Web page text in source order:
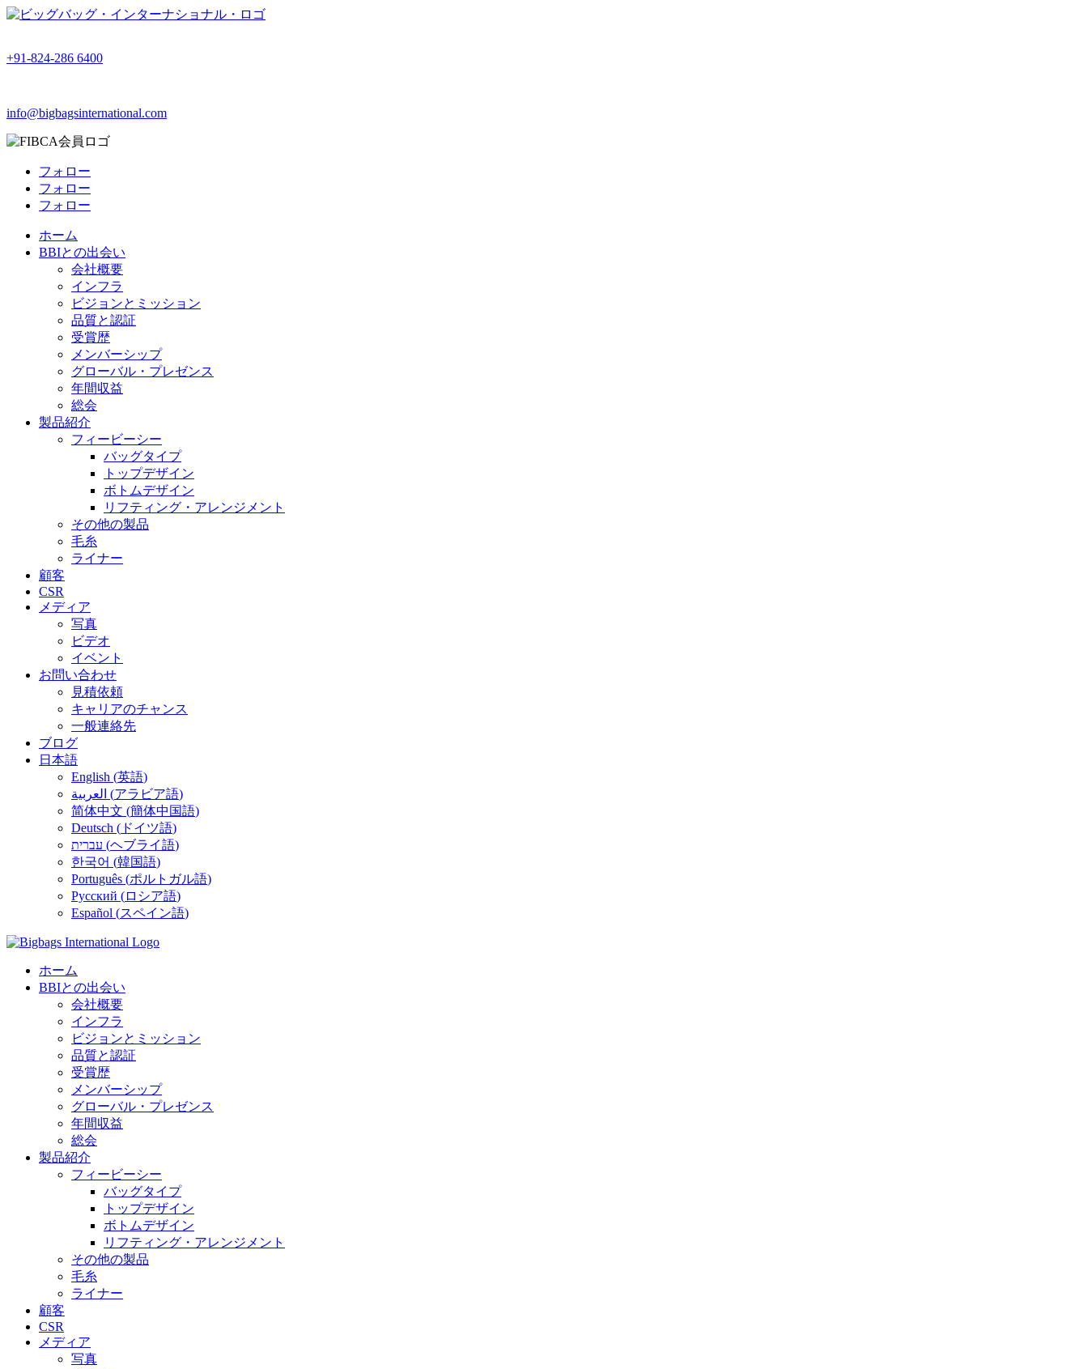
+91-824-286 6400
info@bigbagsinternational.com
フォロー
フォロー
フォロー
ホーム
BBIとの出会い
会社概要
インフラ
ビジョンとミッション
品質と認証
受賞歴
メンバーシップ
グローバル・プレゼンス
年間収益
総会
製品紹介
フィービーシー
バッグタイプ
トップデザイン
ボトムデザイン
リフティング・アレンジメント
その他の製品
毛糸
ライナー
顧客
CSR
メディア
写真
ビデオ
イベント
お問い合わせ
見積依頼
キャリアのチャンス
一般連絡先
ブログ
日本語
English (英語)
العربية (アラビア語)
简体中文 (簡体中国語)
Deutsch ( ドイツ語)
עברית (ヘブライ語)
한국어 (韓国語)
Português (ポルトガル語)
Русский (ロシア語)
Español (スペイン語)
ホーム
BBIとの出会い
会社概要
インフラ
ビジョンとミッション
品質と認証
受賞歴
メンバーシップ
グローバル・プレゼンス
年間収益
総会
製品紹介
フィービーシー
バッグタイプ
トップデザイン
ボトムデザイン
リフティング・アレンジメント
その他の製品
毛糸
ライナー
顧客
CSR
メディア
写真